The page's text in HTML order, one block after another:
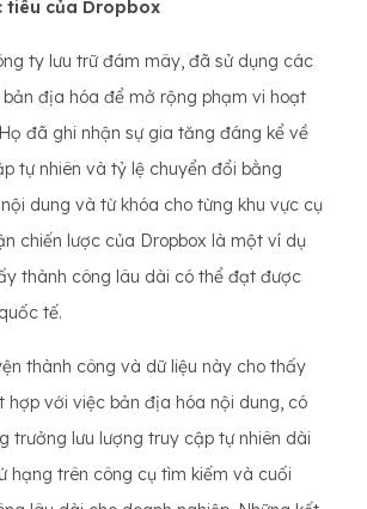
tiêu của Dropbox
ty lưu trữ đám mây, đã sử dụng các
địa hóa để mở rộng phạm vi hoạt
đã ghi nhận sự gia tăng đáng kể về
tự nhiên và tỷ lệ chuyển đổi bằng
dung và từ khóa cho từng khu vực cụ
chiến lược của Dropbox là một ví dụ
thành công lâu dài có thể đạt được
tế.
thành công và dữ liệu này cho thấy
hợp với việc bản địa hóa nội dung, có
trưởng lưu lượng truy cập tự nhiên dài
hạng trên công cụ tìm kiếm và cuối